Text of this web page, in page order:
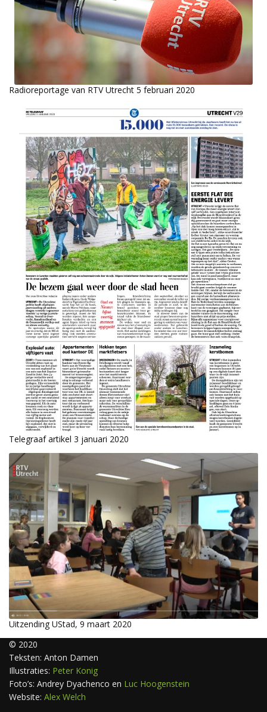
Radioreportage van RTV Utrecht 5 februari 2020
Telegraaf artikel 3 januari 2020
Uitzending UStad, 9 maart 2020
© 2020
Teksten: Anton Damen
Illustraties: Peter Konig
Foto’s: Andrey Dyachenco en Luc Hoogenstein
Website: Alex Welch